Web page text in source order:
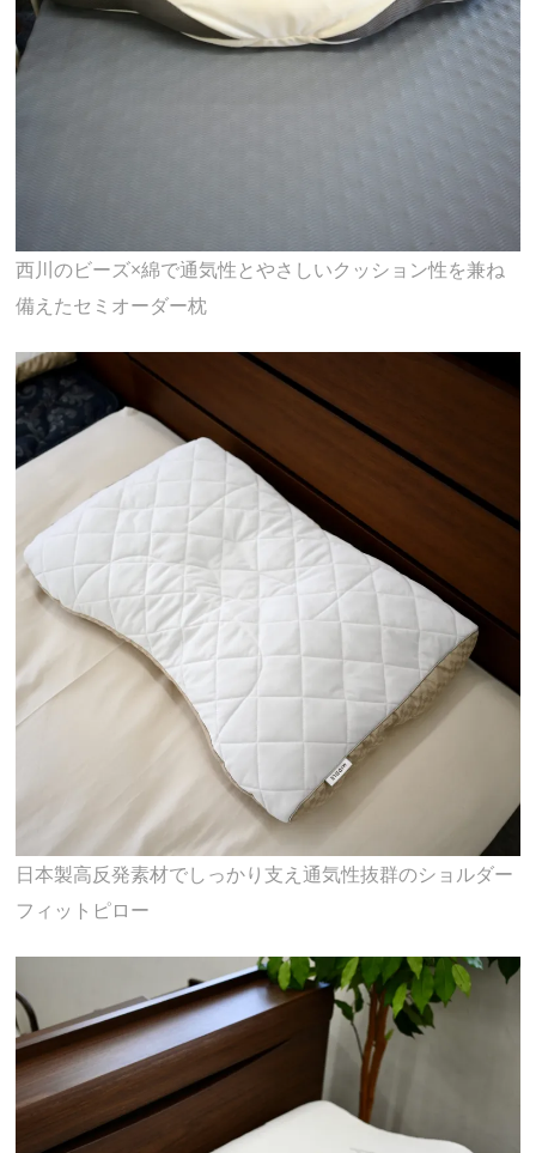
西川のビーズ×綿で通気性とやさしいクッション性を兼ね
備えたセミオーダー枕
日本製高反発素材でしっかり支え通気性抜群のショルダー
フィットピロー